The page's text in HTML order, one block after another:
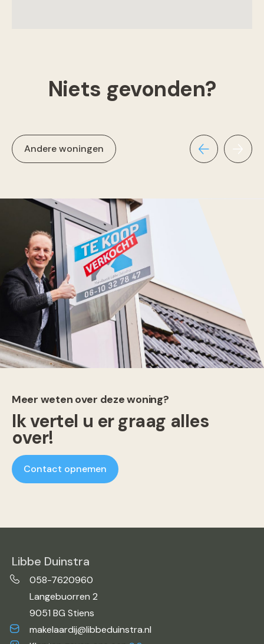
Niets gevonden?
Andere woningen
Meer weten over deze woning?
Ik vertel u er graag alles
over!
Contact opnemen
Libbe Duinstra
058-7620960
Langebuorren 2
9051 BG Stiens
makelaardij@libbeduinstra.nl